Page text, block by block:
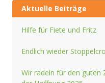
Aktuelle Beiträge
Hilfe für Fiete und Fritz
Endlich wieder
Wir radeln für den guten